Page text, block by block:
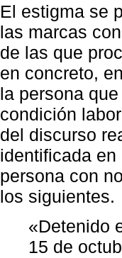
El estigma se
las marcas
de las que
en concreto,
la persona
condición
del discurso
identificada
persona con
los siguientes.
«Detenido
15 de